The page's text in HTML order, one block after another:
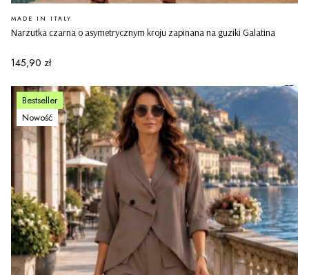
Narzutka czarna o asymetrycznym kroju zapinana na guziki Galatina
PRODUCENT
MADE IN ITALY
Cena
145,90 zł
Bestseller
Nowość